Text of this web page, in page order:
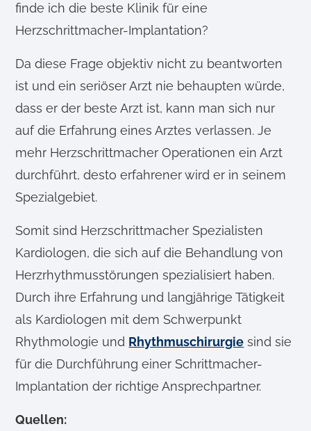
finde ich die beste Klinik für eine
Herzschrittmacher-Implantation?
Da diese Frage objektiv nicht zu beantworten
ist und ein seriöser Arzt nie behaupten würde,
dass er der beste Arzt ist, kann man sich nur
auf die Erfahrung eines Arztes verlassen. Je
mehr Herzschrittmacher Operationen ein Arzt
durchführt, desto erfahrener wird er in seinem
Spezialgebiet.
Somit sind Herzschrittmacher Spezialisten
Kardiologen, die sich auf die Behandlung von
Herzrhythmusstörungen spezialisiert haben.
Durch ihre Erfahrung und langjährige Tätigkeit
als Kardiologen mit dem Schwerpunkt
Rhythmologie und Rhythmuschirurgie sind sie
für die Durchführung einer Schrittmacher-
Implantation der richtige Ansprechpartner.
Quellen: